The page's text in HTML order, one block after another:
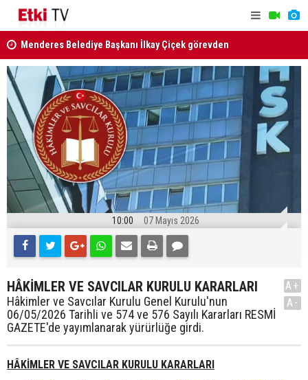
uzaklaştırıldı
Van ve Afyonkarahisar'daki 2 faili meçhul cinayet
aydınlatıldı
kabul
10:00 07 Mayıs 2026
HÂKİMLER VE SAVCILAR KURULU KARARLARI
Hâkimler ve Savcılar Kurulu Genel Kurulu'nun
06/05/2026 Tarihli ve 574 ve 576 Sayılı Kararları RESMİ
GAZETE'de yayımlanarak yürürlüğe girdi.
A+
A-
HÂKİMLER VE SAVCILAR KURULU KARARLARI